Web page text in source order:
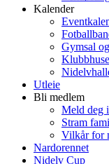
Kalender
Gymsal
Utleie
Bli medlem
Meld deg
Stram
Vilkår for
Nardorennet
Nidelv Cup